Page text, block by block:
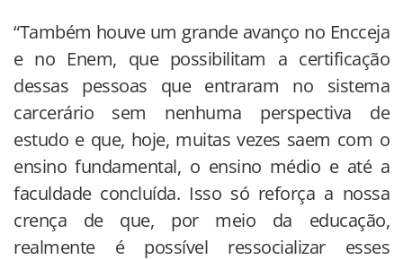
“Também houve um grande avanço no Encceja
e no Enem, que possibilitam a certificação
dessas pessoas que entraram no sistema
carcerário sem nenhuma perspectiva de
estudo e que, hoje, muitas vezes saem com o
ensino fundamental, o ensino médio e até a
faculdade concluída. Isso só reforça a nossa
crença de que, por meio da educação,
realmente é possível ressocializar esses